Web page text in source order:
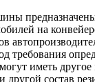
на
требования
иметь
другой состав